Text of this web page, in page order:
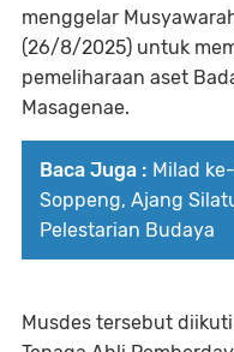
menggelar
(26/8/2025) untuk
pemeliharaan aset
Masagenae.
Baca Juga : Milad
Soppeng, Ajang
Pelestarian Budaya
Musdes tersebut